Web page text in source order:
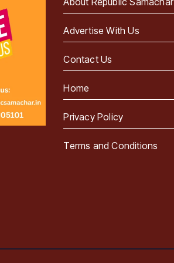
Advertise With Us
Contact Us
Home
Privacy Policy
Terms and Conditions